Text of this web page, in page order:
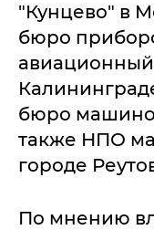
"Кунцево" в
бюро
бюро
также НПО
городе
По мнению